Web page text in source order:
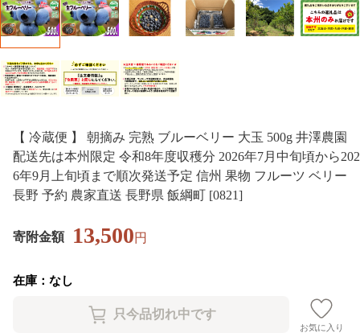
【 冷蔵便 】 朝摘み 完熟 ブルーベリー 大玉 500g 井澤農園
配送先は本州限定 令和8年度収穫分 2026年7月中旬頃から202
6年9月上旬頃まで順次発送予定 信州 果物 フルーツ ベリー
長野 予約 農家直送 長野県 飯綱町 [0821]
寄附金額 13,500円
在庫：なし
お気に入り